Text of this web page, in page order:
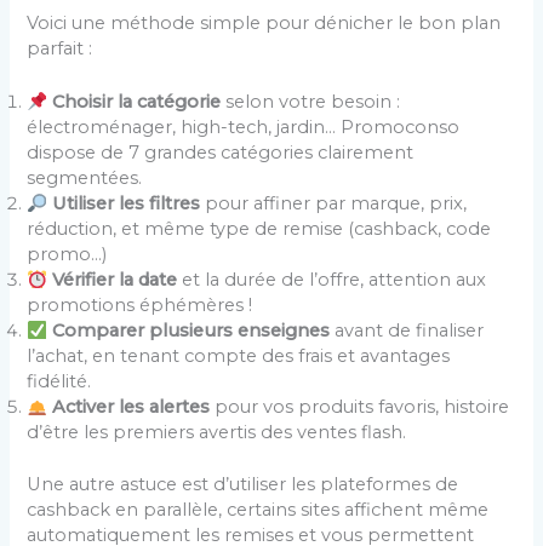
Voici une méthode simple pour dénicher le bon plan
parfait :
Choisir la catégorie selon votre besoin :
électroménager, high-tech, jardin… Promoconso
dispose de 7 grandes catégories clairement
segmentées.
Utiliser les filtres pour affiner par marque, prix,
réduction, et même type de remise (cashback, code
promo…)
Vérifier la date et la durée de l’offre, attention aux
promotions éphémères !
Comparer plusieurs enseignes avant de finaliser
l’achat, en tenant compte des frais et avantages
fidélité.
Activer les alertes pour vos produits favoris, histoire
d’être les premiers avertis des ventes flash.
Une autre astuce est d’utiliser les plateformes de
cashback en parallèle, certains sites affichent même
automatiquement les remises et vous permettent